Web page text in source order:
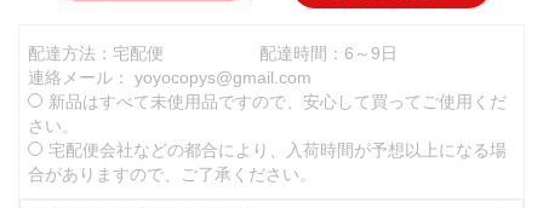
配達方法：宅配便
配達時間：6～9日
連絡メール： yoyocopys@gmail.com
新品はすべて未使用品ですので、安心して買ってご使用くだ
さい。
宅配便会社などの都合により、入荷時間が予想以上になる場
合がありますので、ご了承ください。